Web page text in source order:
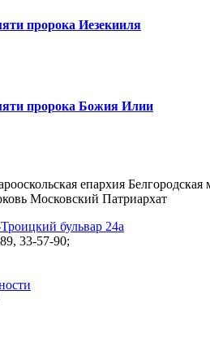
пророка Иезекииля
пророка Божия Илии
епархия
Московский Патриархат
бульвар 24а
33-57-90;